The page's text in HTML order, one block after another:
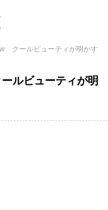
クールビューティが明かす
ルビューティが明